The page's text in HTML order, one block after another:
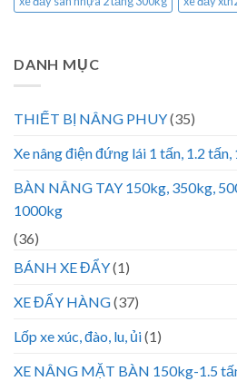
DANH MỤC
THIẾT BỊ NÂNG PHUY(35)
Xe nâng điện đứng lái 1 tấn, 1.2 tấn,
BÀN NÂNG TAY 150kg, 350kg,
1000kg
(36)
BÁNH XE ĐẨY(1)
XE ĐẨY HÀNG(37)
Lốp xe xúc, đào, lu, ủi(1)
XE NÂNG MẶT BÀN 150kg-1.5